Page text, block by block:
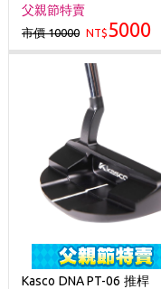
父親節特賣
市價 10000 NT$5000
Kasco DNA PT-06 推桿